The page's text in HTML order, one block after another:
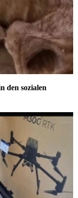
den sozialen